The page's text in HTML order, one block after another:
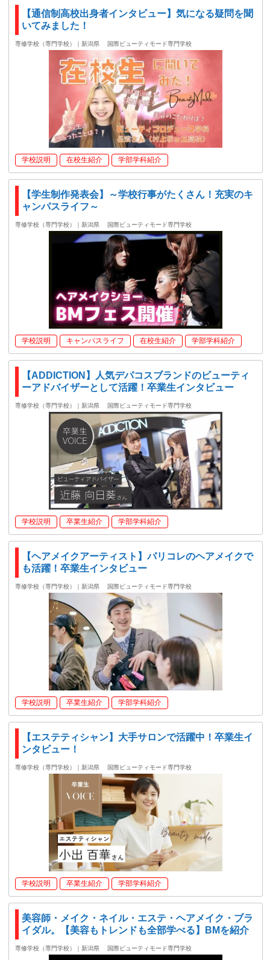
【通信制高校出身者インタビュー】気になる疑問を聞
いてみました！
専修学校（専門学校）｜新潟県 国際ビューティモード専門学校
学校説明 在校生紹介 学部学科紹介
【学生制作発表会】～学校行事がたくさん！充実のキ
ャンパスライフ～
専修学校（専門学校）｜新潟県 国際ビューティモード専門学校
学校説明 キャンパスライフ 在校生紹介 学部学科紹介
【ADDICTION】人気デパコスブランドのビューティ
ーアドバイザーとして活躍！卒業生インタビュー
専修学校（専門学校）｜新潟県 国際ビューティモード専門学校
学校説明 卒業生紹介 学部学科紹介
【ヘアメイクアーティスト】パリコレのヘアメイクで
も活躍！卒業生インタビュー
専修学校（専門学校）｜新潟県 国際ビューティモード専門学校
学校説明 卒業生紹介 学部学科紹介
【エステティシャン】大手サロンで活躍中！卒業生イ
ンタビュー！
専修学校（専門学校）｜新潟県 国際ビューティモード専門学校
学校説明 卒業生紹介 学部学科紹介
美容師・メイク・ネイル・エステ・ヘアメイク・ブラ
イダル。【美容もトレンドも全部学べる】BMを紹介
専修学校（専門学校）｜新潟県 国際ビューティモード専門学校